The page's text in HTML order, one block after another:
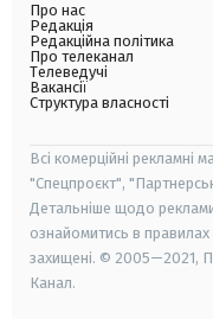
Про нас
Редакція
Редакційна політика
Про телеканал
Телеведучі
Вакансії
Структура власності
Всі комерційні рекламні
"Спецпроєкт",
Детальніше щодо
ознайомитись в правилах
захищені. © 2005—2021,
Канал.